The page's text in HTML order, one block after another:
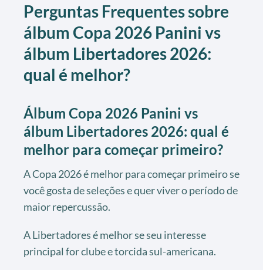
Perguntas Frequentes sobre
álbum Copa 2026 Panini vs
álbum Libertadores 2026:
qual é melhor?
Álbum Copa 2026 Panini vs
álbum Libertadores 2026: qual é
melhor para começar primeiro?
A Copa 2026 é melhor para começar primeiro se
você gosta de seleções e quer viver o período de
maior repercussão.
A Libertadores é melhor se seu interesse
principal for clube e torcida sul-americana.